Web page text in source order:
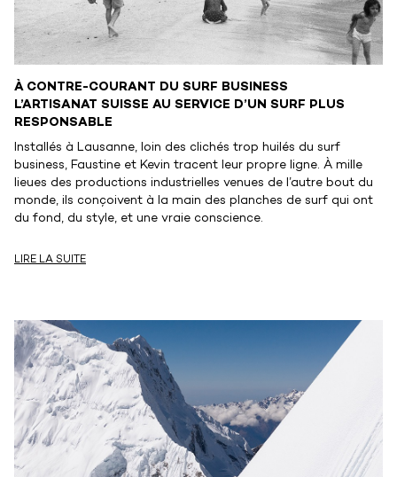
À CONTRE-COURANT DU SURF BUSINESS
L’ARTISANAT SUISSE AU SERVICE D’UN SURF PLUS
RESPONSABLE
Installés à Lausanne, loin des clichés trop huilés du surf
business, Faustine et Kevin tracent leur propre ligne. À mille
lieues des productions industrielles venues de l’autre bout du
monde, ils conçoivent à la main des planches de surf qui ont
du fond, du style, et une vraie conscience.
LIRE LA SUITE